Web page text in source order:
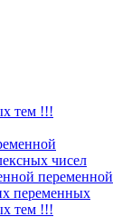
тем !!!
чисел
переменной
переменных
тем !!!